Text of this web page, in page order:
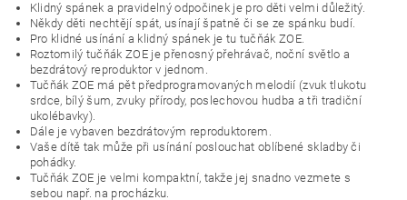
Klidný spánek a pravidelný odpočinek je pro děti velmi důležitý.
Někdy děti nechtějí spát, usínají špatně či se ze spánku budí.
Pro klidné usínání a klidný spánek je tu tučňák ZOE.
Roztomilý tučňák ZOE je přenosný přehrávač, noční světlo a
bezdrátový reproduktor v jednom.
Tučňák ZOE má pět předprogramovaných melodií (zvuk tlukotu
srdce, bílý šum, zvuky přírody, poslechovou hudba a tři tradiční
ukolébavky).
Dále je vybaven bezdrátovým reproduktorem.
Vaše dítě tak může při usínání poslouchat oblíbené skladby či
pohádky.
Tučňák ZOE je velmi kompaktní, takže jej snadno vezmete s
sebou např. na procházku.